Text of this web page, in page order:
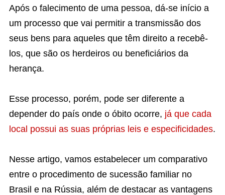
Após o falecimento de uma pessoa, dá-se início a
um processo que vai permitir a transmissão dos
seus bens para aqueles que têm direito a recebê-
los, que são os herdeiros ou beneficiários da
herança.
Esse processo, porém, pode ser diferente a
depender do país onde o óbito ocorre, já que cada
local possui as suas próprias leis e especificidades.
Nesse artigo, vamos estabelecer um comparativo
entre o procedimento de sucessão familiar no
Brasil e na Rússia, além de destacar as vantagens